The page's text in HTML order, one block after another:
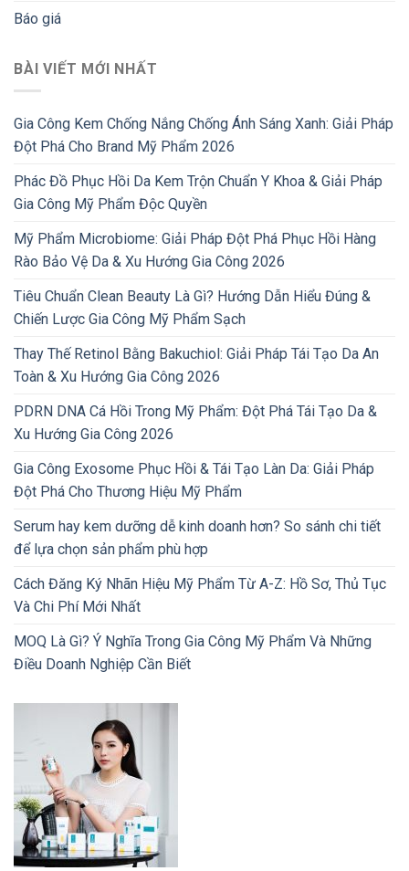
Báo giá
BÀI VIẾT MỚI NHẤT
Gia Công Kem Chống Nắng Chống Ánh Sáng Xanh: Giải Pháp
Đột Phá Cho Brand Mỹ Phẩm 2026
Phác Đồ Phục Hồi Da Kem Trộn Chuẩn Y Khoa & Giải Pháp
Gia Công Mỹ Phẩm Độc Quyền
Mỹ Phẩm Microbiome: Giải Pháp Đột Phá Phục Hồi Hàng
Rào Bảo Vệ Da & Xu Hướng Gia Công 2026
Tiêu Chuẩn Clean Beauty Là Gì? Hướng Dẫn Hiểu Đúng &
Chiến Lược Gia Công Mỹ Phẩm Sạch
Thay Thế Retinol Bằng Bakuchiol: Giải Pháp Tái Tạo Da An
Toàn & Xu Hướng Gia Công 2026
PDRN DNA Cá Hồi Trong Mỹ Phẩm: Đột Phá Tái Tạo Da &
Xu Hướng Gia Công 2026
Gia Công Exosome Phục Hồi & Tái Tạo Làn Da: Giải Pháp
Đột Phá Cho Thương Hiệu Mỹ Phẩm
Serum hay kem dưỡng dễ kinh doanh hơn? So sánh chi tiết
để lựa chọn sản phẩm phù hợp
Cách Đăng Ký Nhãn Hiệu Mỹ Phẩm Từ A-Z: Hồ Sơ, Thủ Tục
Và Chi Phí Mới Nhất
MOQ Là Gì? Ý Nghĩa Trong Gia Công Mỹ Phẩm Và Những
Điều Doanh Nghiệp Cần Biết